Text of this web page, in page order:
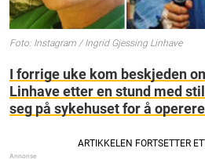
Foto: Instagram / Ingrid Gjessing Linhave
I forrige uke kom beskjeden
Linhave etter en stund med
seg på sykehuset for å